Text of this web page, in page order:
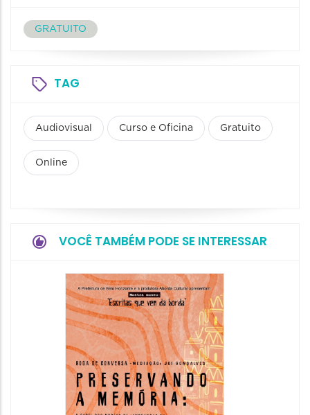
GRATUITO
TAG
Audiovisual Curso e Oficina Gratuito
Online
VOCÊ TAMBÉM PODE SE INTERESSAR